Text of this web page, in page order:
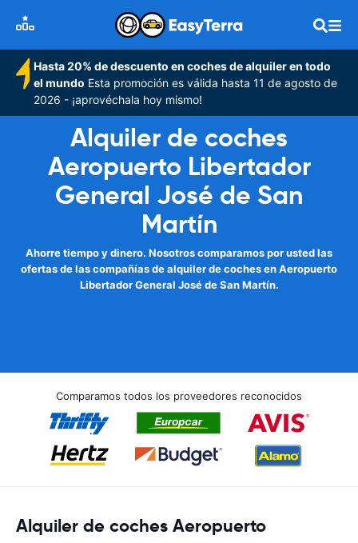
Hasta 20% de descuento en coches de alquiler en todo
el mundo Esta promoción es válida hasta 11 de agosto de
2026 - ¡aprovéchala hoy mismo!
Alquiler de coches
Aeropuerto Libertador
General José de San
Martín
Ahorre tiempo y dinero. Nosotros comparamos por usted las
ofertas de las compañías de alquiler de coches en Aeropuerto
Libertador General José de San Martín.
Comparamos todos los proveedores reconocidos
Alquiler de coches Aeropuerto